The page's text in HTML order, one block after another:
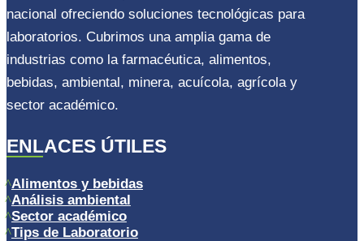
nacional ofreciendo soluciones tecnológicas para
laboratorios. Cubrimos una amplia gama de
industrias como la farmacéutica, alimentos,
bebidas, ambiental, minera, acuícola, agrícola y
sector académico.
ENLACES ÚTILES
Alimentos y bebidas
Análisis ambiental
Sector académico
Tips de Laboratorio